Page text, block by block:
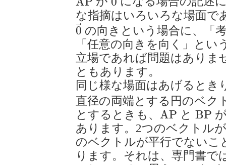
な指摘はいろいろな場面で
→
0
0→
の向きという場合に、「
「任意の向きを向く」と
立場であれば問題はありま
ともあります。
同じ様な場面はあげるとき
直径の両端とする円のベク
とするときも、 AP
AP と BP
BP
あります。2つのベクトル
のベクトルが平行でないこ
ります。それは、専門書で